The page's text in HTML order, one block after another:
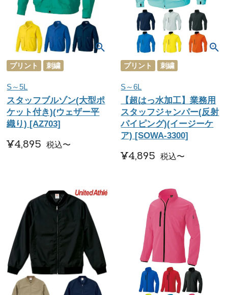
プリント 刺繍
S～5L
スタッフブルゾン(大型ポ
ケット付き)(ウェザー平
織り) [AZ703]
¥4,895 税込〜
プリント 刺繍
S～6L
【超はっ水加工】業務用
スタッフジャンパー(反射
パイピング)(イージーケ
ア) [SOWA-3300]
¥4,895 税込〜